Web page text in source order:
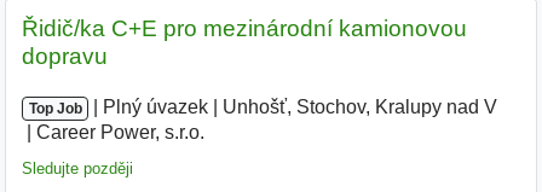
Řidič/ka C+E pro mezinárodní kamionovou
dopravu
Top Job Plný úvazek Unhošť, Stochov, Kralupy nad V
Career Power, s.r.o.
Sledujte později